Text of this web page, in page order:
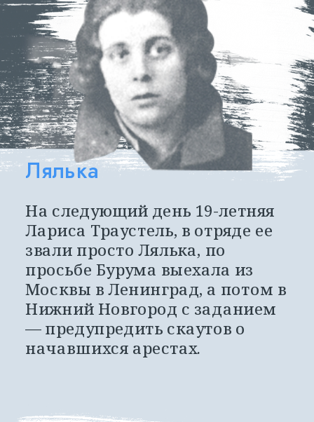
Лялька
На следующий день 19-летняя
Лариса Траустель, в отряде ее
звали просто Лялька, по
просьбе Бурума выехала из
Москвы в Ленинград, а потом в
Нижний Новгород с заданием
— предупредить скаутов о
начавшихся арестах.